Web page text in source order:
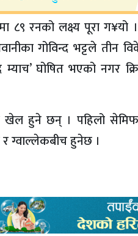
रनको लक्ष्य पूरा ग¥यो
गोविन्द भट्टले तीन
घोषित भएको नगर
हुने छन् । पहिलो
ग्वाल्लेकबीच हुनेछ ।